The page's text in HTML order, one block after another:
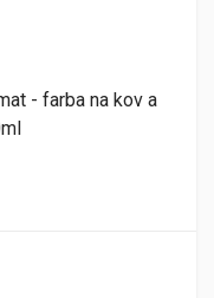
- farba na kov a